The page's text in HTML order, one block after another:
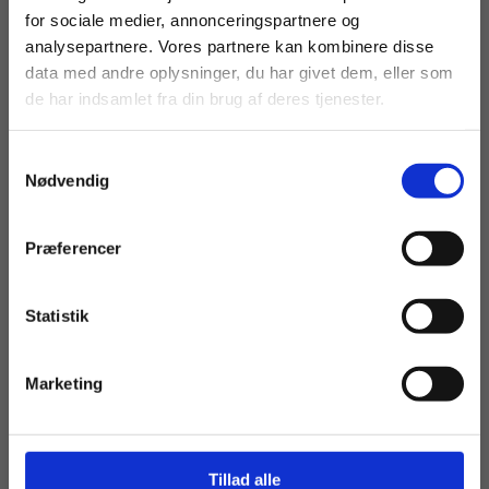
for sociale medier, annonceringspartnere og
analysepartnere. Vores partnere kan kombinere disse
data med andre oplysninger, du har givet dem, eller som
de har indsamlet fra din brug af deres tjenester.
Nødvendig
Præferencer
Statistik
Marketing
Tillad alle
For privatkunder og
studerende. Du får
vist priser inkl.
For institutioner og
virksomheder. Du
får vist priser ekskl.